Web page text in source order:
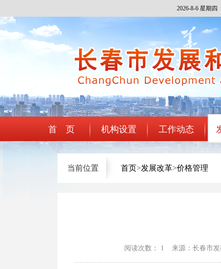
2026-8-6 星期四
首 页 机构设置 工作动态
当前位置 首页>发展改革>价格管理
阅读次数： 1 来源：长春市发